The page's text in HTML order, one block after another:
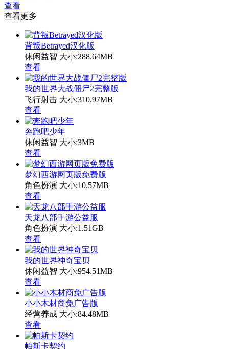
查看
查看更多
背叛Betrayed汉化版
休闲益智 大小:288.64MB
查看
我的世界大战僵尸2完整版
飞行射击 大小:310.97MB
查看
奔跑吧少年
休闲益智 大小:3MB
查看
梦幻西游网页版免费版
角色扮演 大小:10.57MB
查看
天龙八部手游公益服
角色扮演 大小:1.51GB
查看
我的世界神奇宝贝
休闲益智 大小:954.51MB
查看
小小木材商免广告版
经营养成 大小:84.48MB
查看
帕斯卡契约